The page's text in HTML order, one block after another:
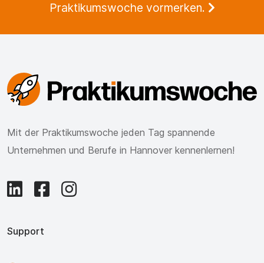
Praktikumswoche vormerken.
Mit der Praktikumswoche jeden Tag spannende
Unternehmen und Berufe in Hannover kennenlernen!
Support